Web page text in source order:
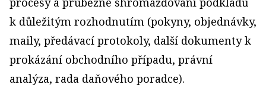
k důležitým rozhodnutím (pokyny, objednávky,
maily, předávací protokoly, další dokumenty k
prokázání obchodního případu, právní
analýza, rada daňového poradce).